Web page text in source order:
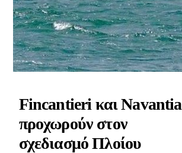
Fincantieri και Navantia
προχωρούν στον
σχεδιασμό Πλοίου